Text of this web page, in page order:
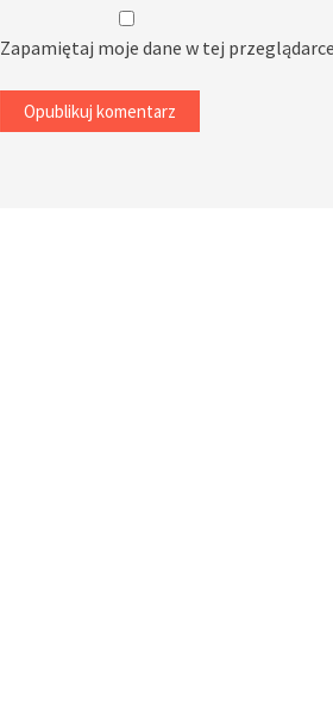
Zapamiętaj moje dane w tej